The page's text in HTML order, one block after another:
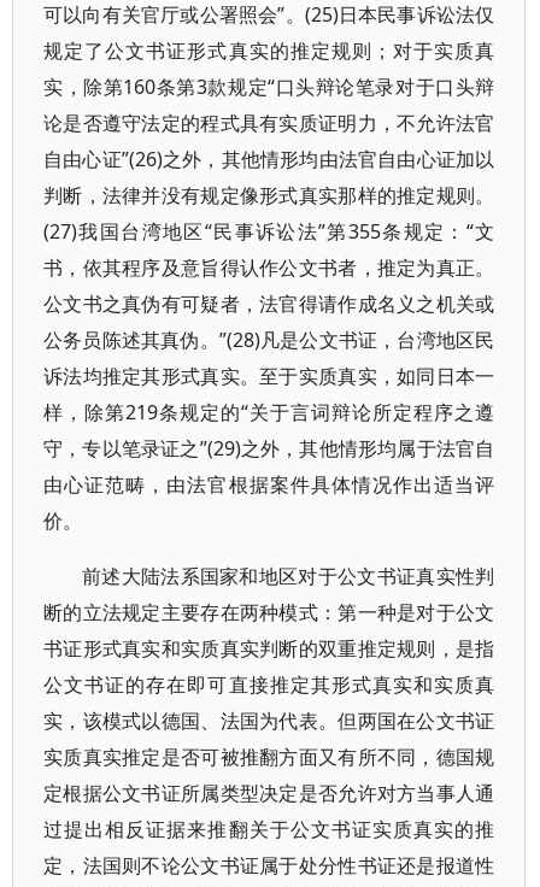
可以向有关官厅或公署照会”。(25)日本民事诉讼法仅
规定了公文书证形式真实的推定规则；对于实质真
实，除第160条第3款规定“口头辩论笔录对于口头辩
论是否遵守法定的程式具有实质证明力，不允许法官
自由心证”(26)之外，其他情形均由法官自由心证加以
判断，法律并没有规定像形式真实那样的推定规则。
(27)我国台湾地区“民事诉讼法”第355条规定：“文
书，依其程序及意旨得认作公文书者，推定为真正。
公文书之真伪有可疑者，法官得请作成名义之机关或
公务员陈述其真伪。”(28)凡是公文书证，台湾地区民
诉法均推定其形式真实。至于实质真实，如同日本一
样，除第219条规定的“关于言词辩论所定程序之遵
守，专以笔录证之”(29)之外，其他情形均属于法官自
由心证范畴，由法官根据案件具体情况作出适当评
价。
前述大陆法系国家和地区对于公文书证真实性判
断的立法规定主要存在两种模式：第一种是对于公文
书证形式真实和实质真实判断的双重推定规则，是指
公文书证的存在即可直接推定其形式真实和实质真
实，该模式以德国、法国为代表。但两国在公文书证
实质真实推定是否可被推翻方面又有所不同，德国规
定根据公文书证所属类型决定是否允许对方当事人通
过提出相反证据来推翻关于公文书证实质真实的推
定，法国则不论公文书证属于处分性书证还是报道性